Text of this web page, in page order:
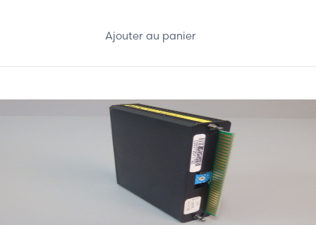
Ajouter au panier